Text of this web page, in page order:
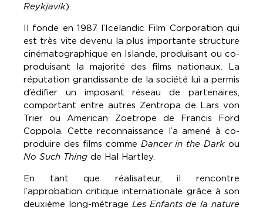
Reykjavik).
Il fonde en 1987 l’Icelandic Film Corporation qui
est très vite devenu la plus importante structure
cinématographique en Islande, produisant ou co-
produisant la majorité des films nationaux. La
réputation grandissante de la société lui a permis
d’édifier un imposant réseau de partenaires,
comportant entre autres Zentropa de Lars von
Trier ou American Zoetrope de Francis Ford
Coppola. Cette reconnaissance l’a amené à co-
produire des films comme Dancer in the Dark ou
No Such Thing de Hal Hartley.
En tant que réalisateur, il rencontre
l’approbation critique internationale grâce à son
deuxième long-métrage Les Enfants de la nature